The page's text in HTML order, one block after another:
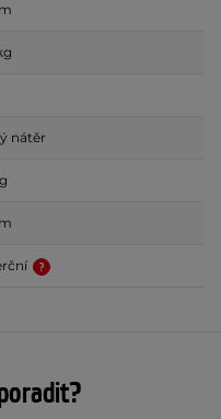
nátěr